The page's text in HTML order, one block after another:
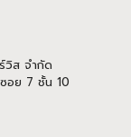
วิส จำกัด
อย 7 ชั้น 10